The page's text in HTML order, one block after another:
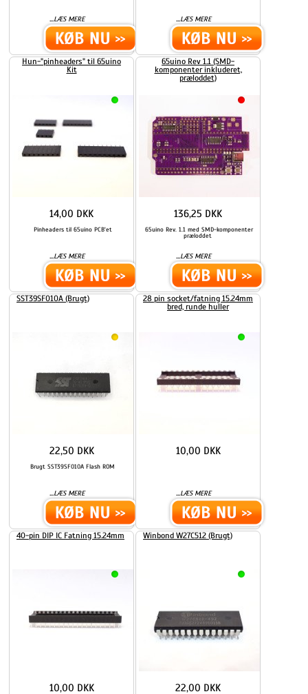
...LÆS MERE ...LÆS MERE
Hun-"pinheaders" til 65uino
Kit
Pinheaders til 65uino PCB'et
...LÆS MERE
14,00 DKK
65uino Rev 1.1 (SMD-
komponenter inkluderet,
præloddet)
65uino Rev. 1.1 med SMD-komponenter
præloddet
...LÆS MERE
136,25 DKK
SST39SF010A (Brugt)
Brugt SST39SF010A Flash ROM
...LÆS MERE
22,50 DKK
28 pin socket/fatning 15.24mm
bred, runde huller
...LÆS MERE
10,00 DKK
40-pin DIP IC Fatning 15.24mm
10,00 DKK
Winbond W27C512 (Brugt)
22,00 DKK